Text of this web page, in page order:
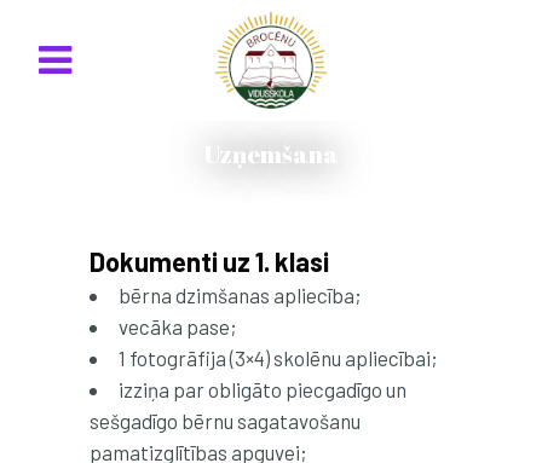
Uzņemšana
Dokumenti uz 1. klasi
bērna dzimšanas apliecība;
vecāka pase;
1 fotogrāfija (3×4) skolēnu apliecībai;
izziņa par obligāto piecgadīgo un
sešgadīgo bērnu sagatavošanu
pamatizglītības apguvei;